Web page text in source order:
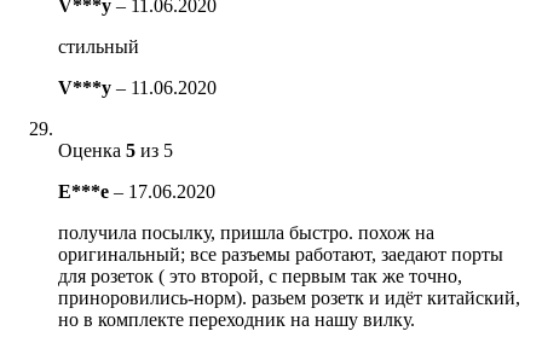
V***y – 11.06.2020
стильный
V***y – 11.06.2020
Оценка 5 из 5
E***e – 17.06.2020
получила посылку, пришла быстро. похож на
оригинальный; все разъемы работают, заедают порты
для розеток ( это второй, с первым так же точно,
приноровились-норм). разьем розетк и идёт китайский,
но в комплекте переходник на нашу вилку.